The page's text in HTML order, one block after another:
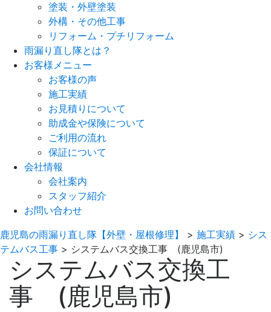
塗装・外壁塗装
外構・その他工事
リフォーム・プチリフォーム
雨漏り直し隊とは？
お客様メニュー
お客様の声
施工実績
お見積りについて
助成金や保険について
ご利用の流れ
保証について
会社情報
会社案内
スタッフ紹介
お問い合わせ
鹿児島の雨漏り直し隊【外壁・屋根修理】
> 施工実績 > シス
テムバス工事 > システムバス交換工事 (鹿児島市)
システムバス交換工
事 (鹿児島市)